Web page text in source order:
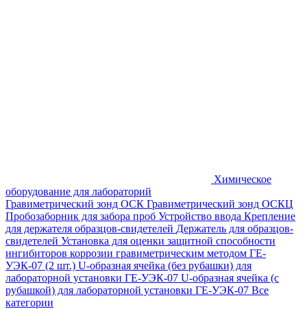
Химическое
оборудование для лабораторий
Гравиметрический зонд ОСК Гравиметрический зонд ОСКЦ
Пробозаборник для забора проб Устройство ввода Крепление
для держателя образцов-свидетелей Держатель для образцов-
свидетелей Установка для оценки защитной способности
ингибиторов коррозии гравиметрическим методом ГЕ-
УЭК-07 (2 шт.) U-образная ячейка (без рубашки) для
лабораторной установки ГЕ-УЭК-07 U-образная ячейка (с
рубашкой) для лабораторной установки ГЕ-УЭК-07 Все
категории